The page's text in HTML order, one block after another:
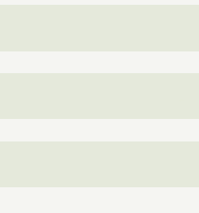
och Jon Voss i samband